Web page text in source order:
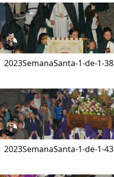
2023SemanaSanta-1-de-1-38
2023SemanaSanta-1-de-1-43